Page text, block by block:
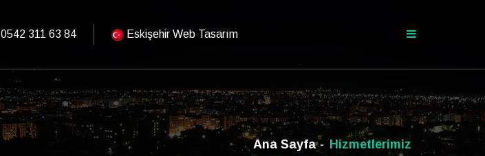
0542 311 63 84 Eskişehir Web Tasarım
Ana Sayfa Hizmetlerimiz